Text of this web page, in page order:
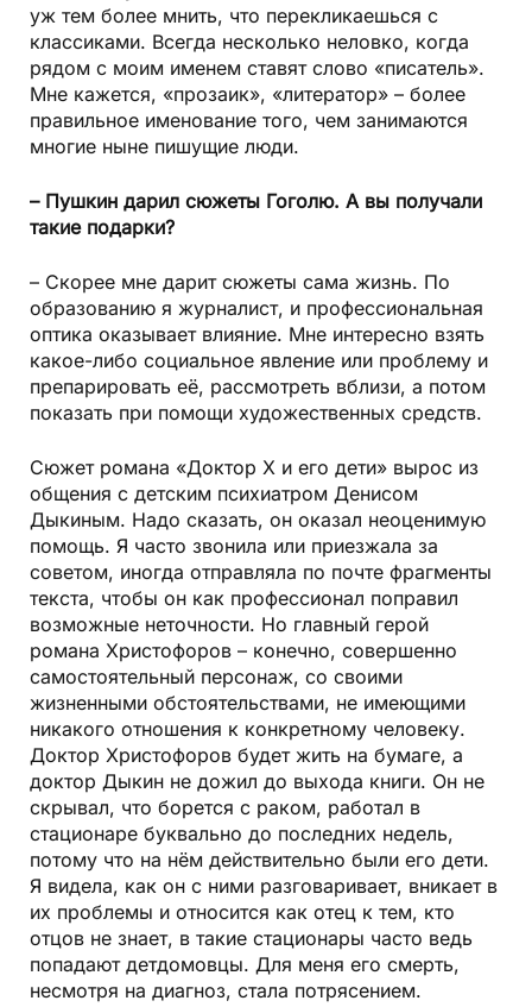
уж тем более мнить, что перекликаешься с
классиками. Всегда несколько неловко, когда
рядом с моим именем ставят слово «писатель».
Мне кажется, «прозаик», «литератор» – более
правильное именование того, чем занимаются
многие ныне пишущие люди.
– Пушкин дарил сюжеты Гоголю. А вы получали
такие подарки?
– Скорее мне дарит сюжеты сама жизнь. По
образованию я журналист, и профессиональная
оптика оказывает влияние. Мне интересно взять
какое-либо социальное явление или проблему и
препарировать её, рассмотреть вблизи, а потом
показать при помощи художественных средств.
Сюжет романа «Доктор Х и его дети» вырос из
общения с детским психиатром Денисом
Дыкиным. Надо сказать, он оказал неоценимую
помощь. Я часто звонила или приезжала за
советом, иногда отправляла по почте фрагменты
текста, чтобы он как профессионал поправил
возможные неточности. Но главный герой
романа Христофоров – конечно, совершенно
самостоятельный персонаж, со своими
жизненными обстоятельствами, не имеющими
никакого отношения к конкретному человеку.
Доктор Христофоров будет жить на бумаге, а
доктор Дыкин не дожил до выхода книги. Он не
скрывал, что борется с раком, работал в
стационаре буквально до последних недель,
потому что на нём действительно были его дети.
Я видела, как он с ними разговаривает, вникает в
их проблемы и относится как отец к тем, кто
отцов не знает, в такие стационары часто ведь
попадают детдомовцы. Для меня его смерть,
несмотря на диагноз, стала потрясением.